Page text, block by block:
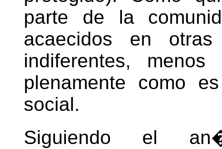
parte de la
acaecidos en
indiferentes,
plenamente como
social.
Siguiendo el